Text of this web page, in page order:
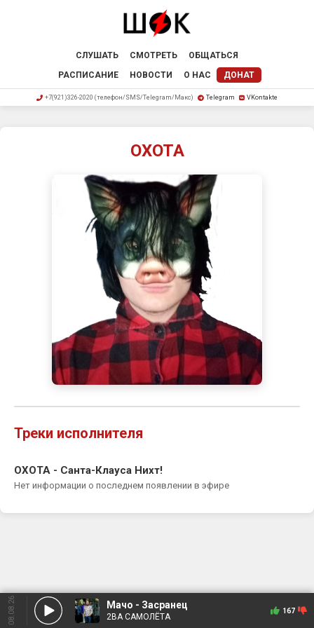
СЛУШАТЬ СМОТРЕТЬ
ОБЩАТЬСЯ
РАСПИСАНИЕ
НОВОСТИ О НАС ДОНАТ
+7(921)326-2020 (телефон/SMS/Telegram/Макс) Telegram VKontakte
ОХОТА
Треки исполнителя
ОХОТА - Санта-Клауса Нихт!
Нет информации о последнем появлении в эфире
08.08.26 Мачо - Засранец
2ВА САМОЛЁТА
167